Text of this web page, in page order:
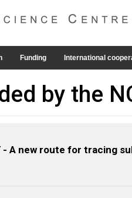
Funding International
by the
- A new route for tracing